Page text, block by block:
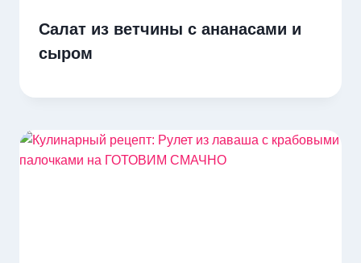
Салат из ветчины с ананасами и
сыром